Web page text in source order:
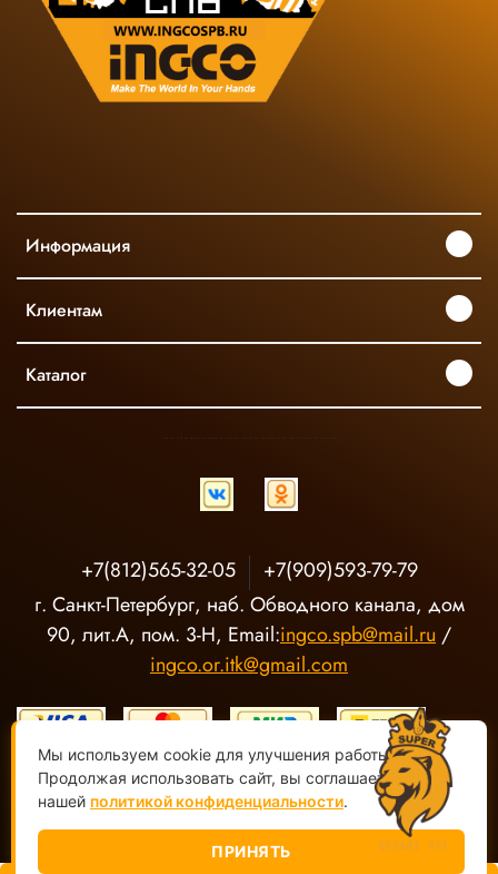
Информация
Клиентам
Каталог
+7(812)565-32-05
+7(909)593-79-79
г. Санкт-Петербург, наб. Обводного канала, дом
90, лит.А, пом. 3-Н, Email:ingco.spb@mail.ru /
ingco.or.itk@gmail.com
ООО "О-Р ИТК" Магазин электроинструмента INGCO ©2020-
2026, Все права защищены
Мы используем cookie для улучшения работы сайта.
Продолжая использовать сайт, вы соглашаетесь с
нашей политикой конфиденциальности.
ПРИНЯТЬ